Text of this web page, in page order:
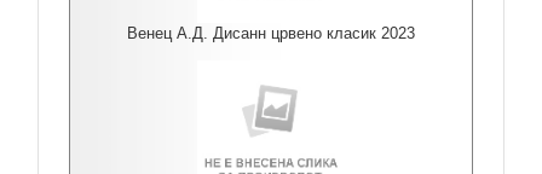
Венец А.Д. Дисанн црвено класик 2023